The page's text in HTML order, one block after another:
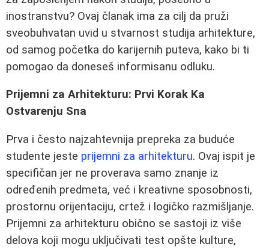
inostranstvu? Ovaj članak ima za cilj da pruži
sveobuhvatan uvid u stvarnost studija arhitekture,
od samog početka do karijernih puteva, kako bi ti
pomogao da doneseš informisanu odluku.
Prijemni za Arhitekturu: Prvi Korak Ka
Ostvarenju Sna
Prva i često najzahtevnija prepreka za buduće
studente jeste prijemni za arhitekturu. Ovaj ispit je
specifičan jer ne proverava samo znanje iz
određenih predmeta, već i kreativne sposobnosti,
prostornu orijentaciju, crtež i logičko razmišljanje.
Prijemni za arhitekturu obično se sastoji iz više
delova koji mogu uključivati test opšte kulture,